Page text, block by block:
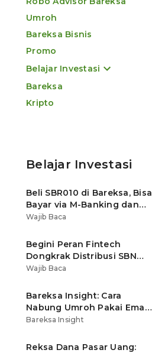
Umroh
Bareksa Bisnis
Promo
Belajar Investasi
Bareksa
Kripto
Belajar Investasi
Beli SBR010 di Bareksa, Bisa
Bayar via M-Banking dan
OVO di Tokopedia
Wajib Baca
Begini Peran Fintech
Dongkrak Distribusi SBN
Ritel
Wajib Baca
Bareksa Insight: Cara
Nabung Umroh Pakai Emas
Digital agar Nilainya
Bareksa Insight
Reksa Dana Pasar Uang: